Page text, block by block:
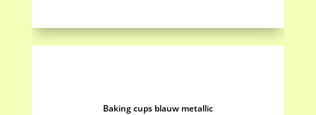
Baking cups blauw metallic